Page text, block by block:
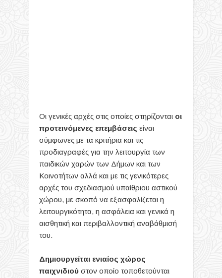
Οι γενικές αρχές στις οποίες στηρίζονται οι
προτεινόμενες επεμβάσεις είναι
σύμφωνες με τα κριτήρια και τις
προδιαγραφές για την λειτουργία των
παιδικών χαρών των Δήμων και των
Κοινοτήτων αλλά και με τις γενικότερες
αρχές του σχεδιασμού υπαίθριου αστικού
χώρου, με σκοπό να εξασφαλίζεται η
λειτουργικότητα, η ασφάλεια και γενικά η
αισθητική και περιβαλλοντική αναβάθμισή
του.
Δημιουργείται ενιαίος χώρος
παιχνιδιού στον οποίο τοποθετούνται